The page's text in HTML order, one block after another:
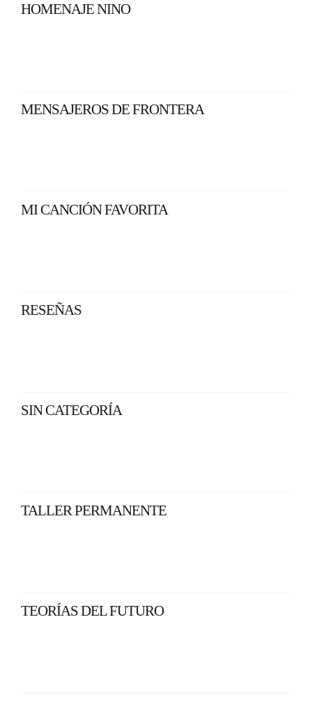
HOMENAJE NINO
MENSAJEROS DE FRONTERA
MI CANCIÓN FAVORITA
RESEÑAS
SIN CATEGORÍA
TALLER PERMANENTE
TEORÍAS DEL FUTURO